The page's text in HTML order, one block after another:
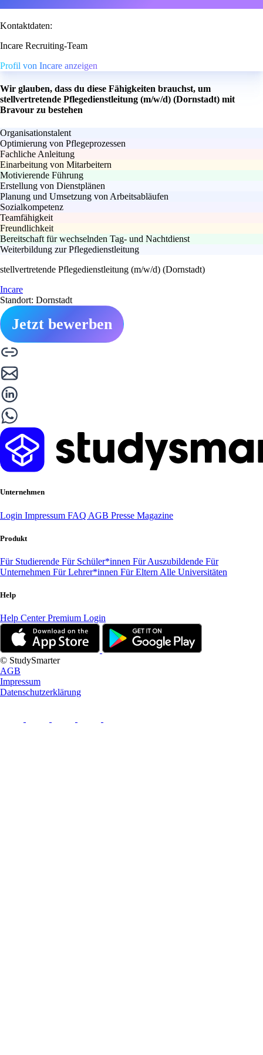
Kontaktdaten:
Incare Recruiting-Team
Profil von Incare anzeigen
Wir glauben, dass du diese Fähigkeiten brauchst, um
stellvertretende Pflegedienstleitung (m/w/d) (Dornstadt) mit
Bravour zu bestehen
Organisationstalent
Optimierung von Pflegeprozessen
Fachliche Anleitung
Einarbeitung von Mitarbeitern
Motivierende Führung
Erstellung von Dienstplänen
Planung und Umsetzung von Arbeitsabläufen
Sozialkompetenz
Teamfähigkeit
Freundlichkeit
Bereitschaft für wechselnden Tag- und Nachtdienst
Weiterbildung zur Pflegedienstleitung
stellvertretende Pflegedienstleitung (m/w/d) (Dornstadt)
Incare
Standort: Dornstadt
Jetzt bewerben
Unternehmen
Login Impressum FAQ AGB Presse Magazine
Produkt
Für Studierende Für Schüler*innen Für Auszubildende Für
Unternehmen Für Lehrer*innen Für Eltern Alle Universitäten
Help
Help CenterPremium Login
© StudySmarter
AGB
Impressum
Datenschutzerklärung